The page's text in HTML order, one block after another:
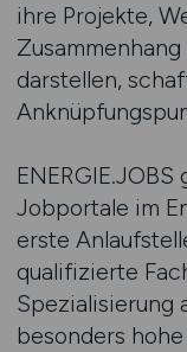
ihre Projekte,
darstellen,
Jobportale im
erste
qualifizierte
Spezialisierung
besonders